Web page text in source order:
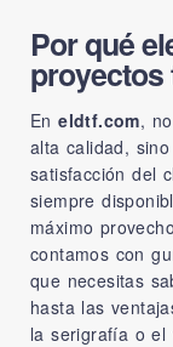
Por qué
proyectos
Eneldtf.com,
alta calidad,
satisfacción del
siempre
máximo
contamos con
que necesitas
hasta las
la serigrafía o el